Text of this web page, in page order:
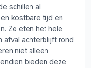
schillen al
kostbare tijd en
Ze eten het hele
afval achterblijft rond
niet alleen
bieden deze